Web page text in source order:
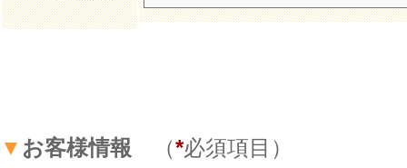
▼ お客様情報 （*必須項目）